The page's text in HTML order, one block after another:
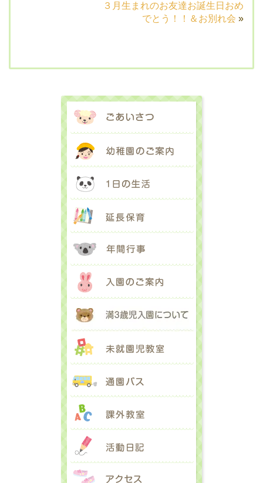
３月生まれのお友達お誕生日おめ
でとう！！＆お別れ会 »
ごあいさつ
幼稚園のご案内
課外教室
活動日記
アクセス